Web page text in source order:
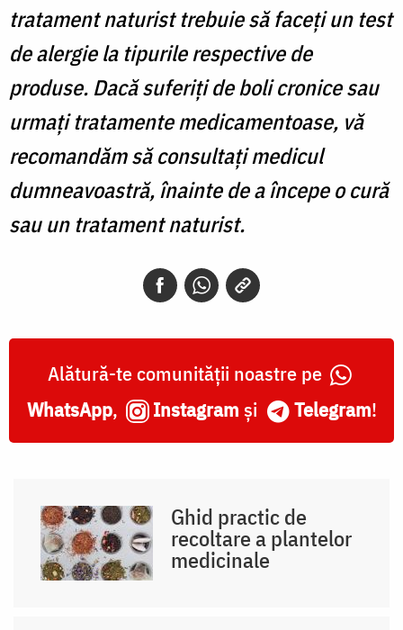
tratament naturist trebuie să faceți un test
de alergie la tipurile respective de
produse. Dacă suferiți de boli cronice sau
urmați tratamente medicamentoase, vă
recomandăm să consultați medicul
dumneavoastră, înainte de a începe o cură
sau un tratament naturist.
Alătură-te comunității noastre pe
WhatsApp, Instagram și Telegram!
Ghid practic de
recoltare a plantelor
medicinale